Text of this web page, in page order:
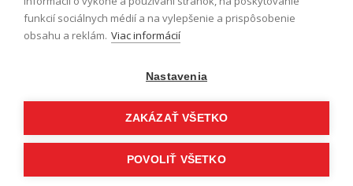
Zabudnuté heslo
Formulár pre odstúpenie od zmluvy
funkcií sociálnych médií a na vylepšenie a prispôsobenie
obsahu a reklám. Viac informácií
Nastavenia
ZAKÁZAŤ VŠETKO
POVOLIŤ VŠETKO